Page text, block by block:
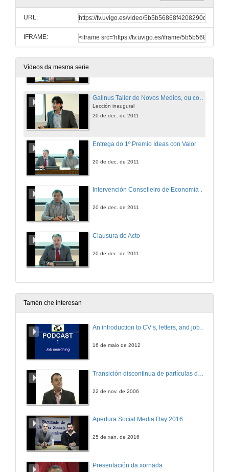
URL:
IFRAME:
Vídeos da mesma serie
20 de dec. de 2011
Galinus Taller de Novos Medios, ou como crear unha empresa tecnolóxica a 13 kms da fin da terra
Lección inaugural
20 de dec. de 2011
Entrega do 1º Premio Ideas con Valor
20 de dec. de 2011
Intervención Conselleiro de Economía e Industria
20 de dec. de 2011
Clausura do Acto
20 de dec. de 2011
Tamén che interesan
An introduction to CV’s, letters, and job searching
16 de maio de 2012
22 de nov. de 2006
Apertura Social Media Day 2016
25 de xan. de 2016
Presentación da xornada